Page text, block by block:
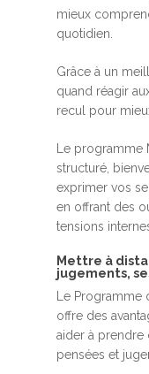
mieux
quotidien.
Grâce à un
quand réagir
recul pour
Le programme
structuré,
exprimer vos
en offrant des
tensions
Mettre à
jugements,
Le Programme
offre des
aider à prendre
pensées et